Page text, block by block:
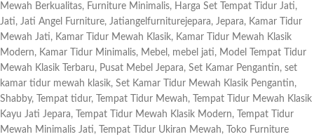
Mewah Berkualitas, Furniture Minimalis, Harga Set Tempat Tidur Jati,
Jati, Jati Angel Furniture, Jatiangelfurniturejepara, Jepara, Kamar Tidur
Mewah Jati, Kamar Tidur Mewah Klasik, Kamar Tidur Mewah Klasik
Modern, Kamar Tidur Minimalis, Mebel , mebel jati, Model Tempat Tidur
Mewah Klasik Terbaru, Pusat Mebel Jepara, Set Kamar Pengantin, set
kamar tidur mewah klasik, Set Kamar Tidur Mewah Klasik Pengantin,
Shabby, Tempat tidur, Tempat Tidur Mewah,
Tempat Tidur Mewah Klasik
Kayu Jati Jepara, Tempat Tidur Mewah Klasik Modern,
Tempat Tidur
Mewah Minimalis Jati, Tempat Tidur Ukiran Mewah,
Toko Furniture